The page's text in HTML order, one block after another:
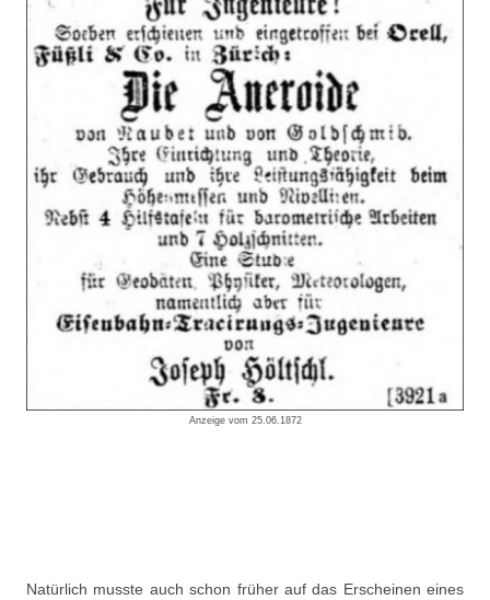
Anzeige vom 25.06.1872
Natürlich musste auch schon früher auf das Erscheinen eines